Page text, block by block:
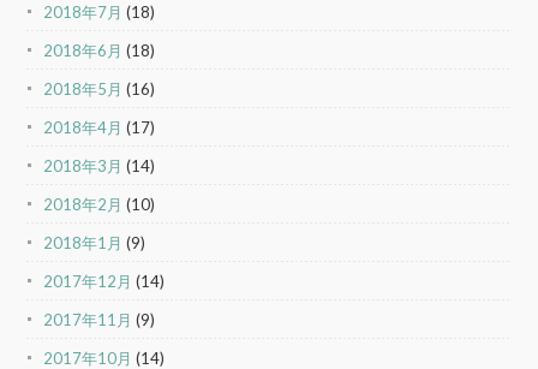
2018年7月 (18)
2018年6月 (18)
2018年5月 (16)
2018年4月 (17)
2018年3月 (14)
2018年2月 (10)
2018年1月 (9)
2017年12月 (14)
2017年11月 (9)
2017年10月 (14)